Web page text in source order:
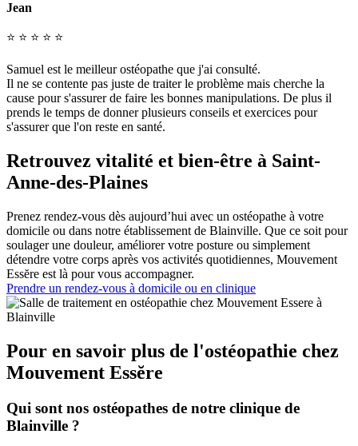
Jean
⭐ ⭐ ⭐ ⭐ ⭐
Samuel est le meilleur ostéopathe que j'ai consulté.
Il ne se contente pas juste de traiter le problème mais cherche la
cause pour s'assurer de faire les bonnes manipulations. De plus il
prends le temps de donner plusieurs conseils et exercices pour
s'assurer que l'on reste en santé.
Retrouvez vitalité et bien-être à Saint-
Anne-des-Plaines
Prenez rendez-vous dès aujourd’hui avec un ostéopathe à votre
domicile ou dans notre établissement de Blainville. Que ce soit pour
soulager une douleur, améliorer votre posture ou simplement
détendre votre corps après vos activités quotidiennes, Mouvement
Essĕre est là pour vous accompagner.
Prendre un rendez-vous à domicile ou en clinique
Pour en savoir plus de l'ostéopathie chez
Mouvement Essĕre
Qui sont nos ostéopathes de notre clinique de
Blainville ?